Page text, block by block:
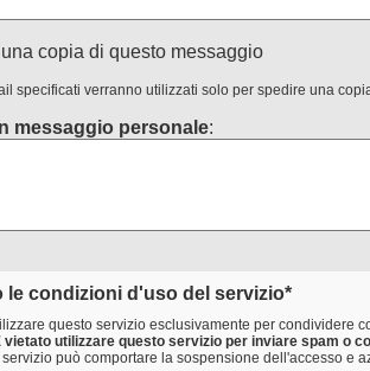
copia di questo messaggio
specificati verranno utilizzati solo per spedire una
messaggio personale:
le condizioni d'uso del servizio*
questo servizio esclusivamente per condividere
vietato utilizzare questo servizio per inviare spam o
può comportare la sospensione dell'accesso e